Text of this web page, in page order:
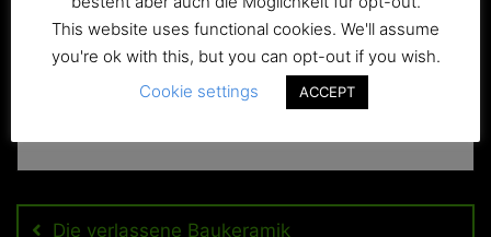
Die verlassene Baukeramik
This website uses functional cookies. We'll assume
you're ok with this, but you can opt-out if you wish.
Cookie settings
ACCEPT